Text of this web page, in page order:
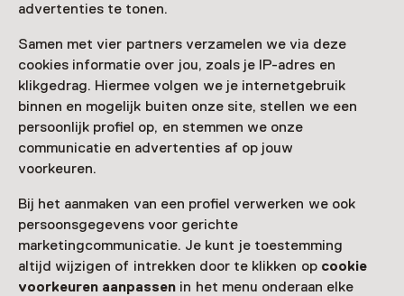
advertenties te tonen.
Samen met vier partners verzamelen we via deze
cookies informatie over jou, zoals je IP-adres en
klikgedrag. Hiermee volgen we je internetgebruik
binnen en mogelijk buiten onze site, stellen we een
persoonlijk profiel op, en stemmen we onze
communicatie en advertenties af op jouw
voorkeuren.
Bij het aanmaken van een profiel verwerken we ook
persoonsgegevens voor gerichte
marketingcommunicatie. Je kunt je toestemming
altijd wijzigen of intrekken door te klikken op cookie
voorkeuren aanpassen in het menu onderaan elke
Zien & doen in Museum
Rembrandthuis